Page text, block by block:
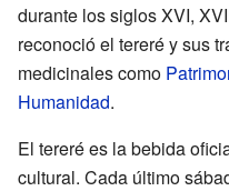
durante los siglos XVI,
reconoció el tereré y sus
medicinales como
Humanidad.
El tereré es la bebida
cultural. Cada último